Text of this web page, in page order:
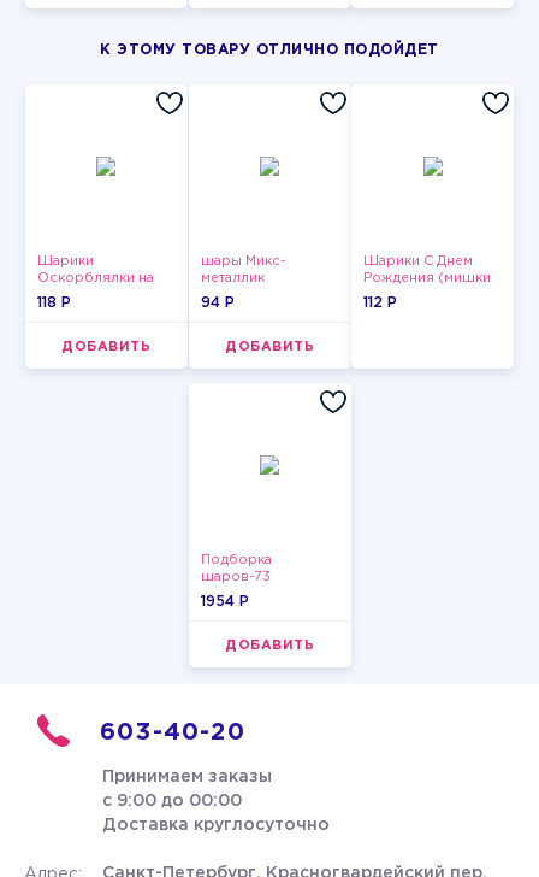
К ЭТОМУ ТОВАРУ ОТЛИЧНО ПОДОЙДЕТ
Шарики
Оскорблялки на
день рождения для
118 P
ДОБАВИТЬ
шары Микс-
металлик
94 P
ДОБАВИТЬ
Шарики С Днем
Рождения (мишки
и тортики)
112 P
Подборка
шаров-73
1954 P
ДОБАВИТЬ
603-40-20
Принимаем заказы
с 9:00 до 00:00
Доставка круглосуточно
Санкт-Петербург, Красногвардейский пер.